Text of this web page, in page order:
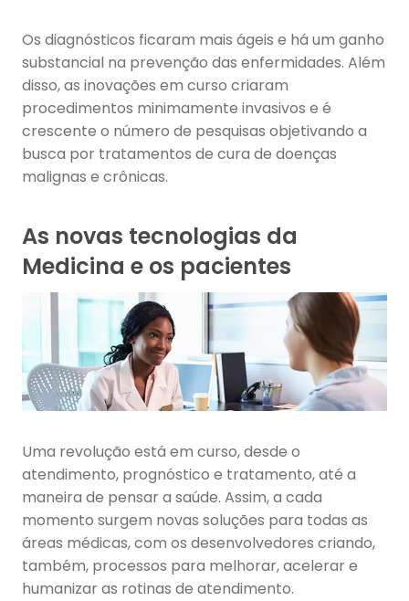
Os diagnósticos ficaram mais ágeis e há um ganho
substancial na prevenção das enfermidades. Além
disso, as inovações em curso criaram
procedimentos minimamente invasivos e é
crescente o número de pesquisas objetivando a
busca por tratamentos de cura de doenças
malignas e crônicas.
As novas tecnologias da
Medicina e os pacientes
Uma revolução está em curso, desde o
atendimento, prognóstico e tratamento, até a
maneira de pensar a saúde. Assim, a cada
momento surgem novas soluções para todas as
áreas médicas, com os desenvolvedores criando,
também, processos para melhorar, acelerar e
humanizar as rotinas de atendimento.